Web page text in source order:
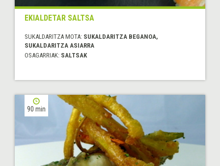
EKIALDETAR SALTSA
SUKALDARITZA MOTA: SUKALDARITZA BEGANOA,
SUKALDARITZA ASIARRA
OSAGARRIAK: SALTSAK
90 min